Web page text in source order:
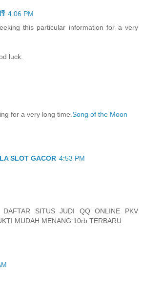
4:06 PM
this particular information for a very
luck.
for a very long time.Song of the Moon
SLOT GACOR 4:53 PM
DAFTAR SITUS JUDI QQ ONLINE PKV
MUDAH MENANG 10rb TERBARU